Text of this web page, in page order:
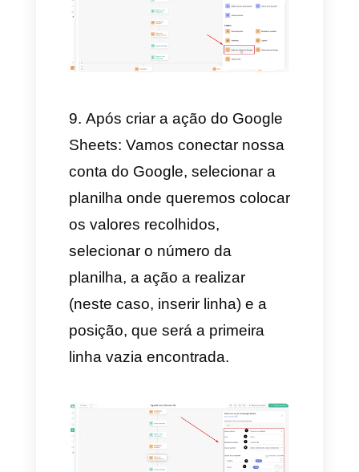
que criamos anteriormente
chamada nome e selecionamos
a ação de substituir texto,
finalmente selecionamos, com
o valor da última resposta do
usuário, para que o texto de
nome seja substituído pelo